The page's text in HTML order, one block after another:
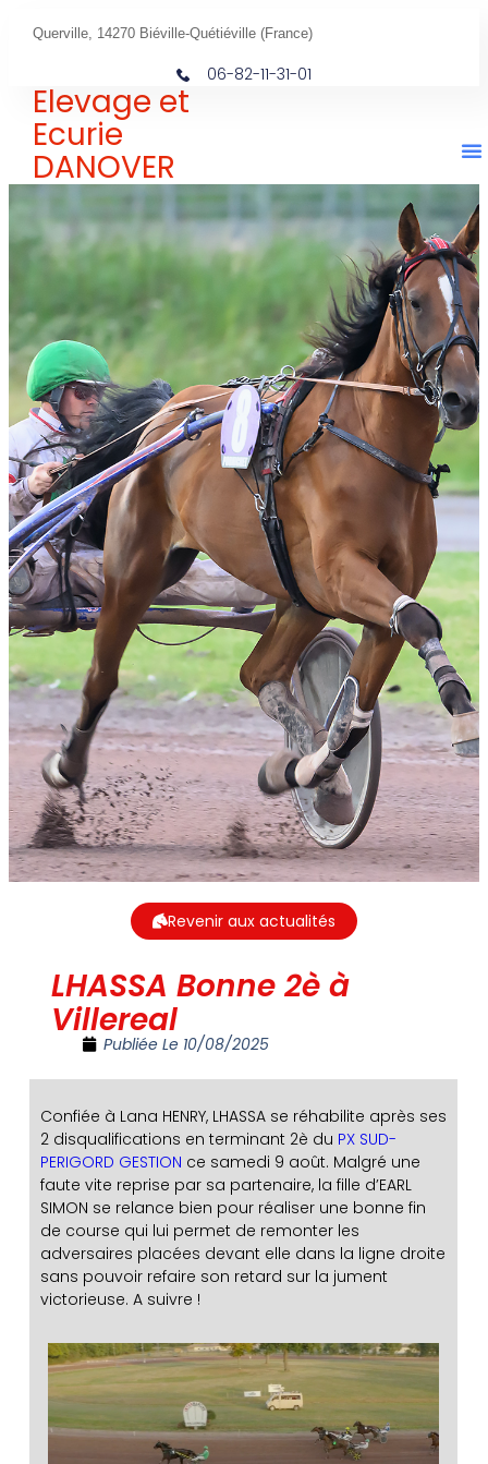
Querville, 14270 Biéville-Quétiéville (France)
06-82-11-31-01
Elevage et
Ecurie
DANOVER
Revenir aux actualités
LHASSA Bonne 2è à
Villereal
Publiée Le 10/08/2025
Confiée à Lana HENRY, LHASSA se réhabilite après ses
2 disqualifications en terminant 2è du PX SUD-
PERIGORD GESTION ce samedi 9 août. Malgré une
faute vite reprise par sa partenaire, la fille d’EARL
SIMON se relance bien pour réaliser une bonne fin
de course qui lui permet de remonter les
adversaires placées devant elle dans la ligne droite
sans pouvoir refaire son retard sur la jument
victorieuse. A suivre !